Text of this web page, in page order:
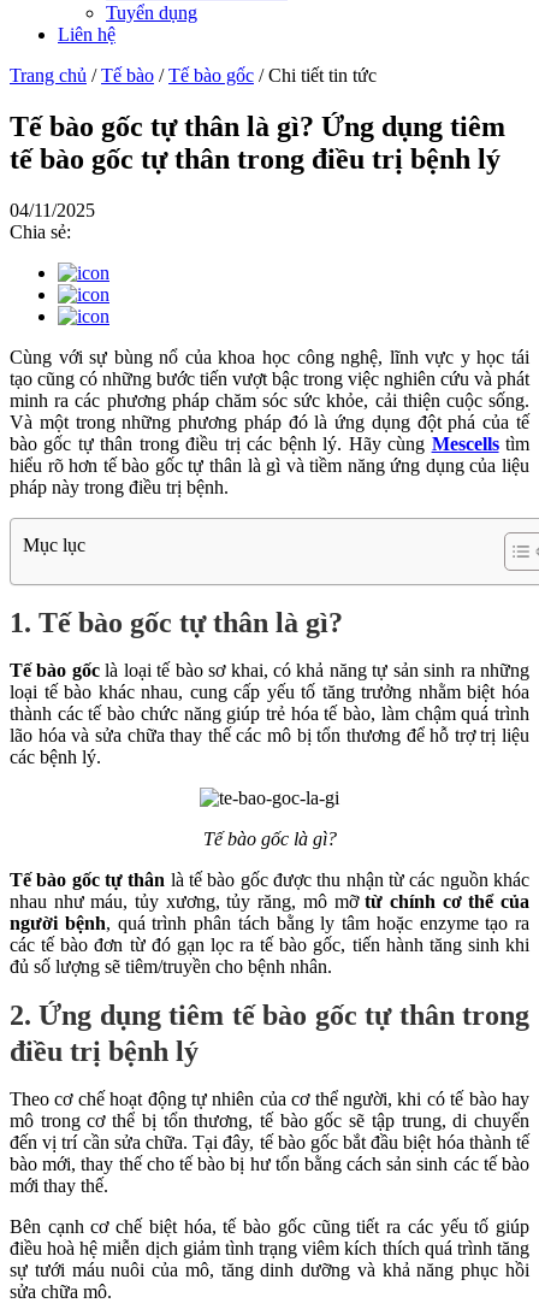
Tuyển dụng
Liên hệ
Trang chủ /Tế bào /Tế bào gốc /Chi tiết tin tức
Tế bào gốc tự thân là gì? Ứng dụng tiêm
tế bào gốc tự thân trong điều trị bệnh lý
04/11/2025
Chia sẻ:
Cùng với sự bùng nổ của khoa học công nghệ, lĩnh vực y học tái
tạo cũng có những bước tiến vượt bậc trong việc nghiên cứu và phát
minh ra các phương pháp chăm sóc sức khỏe, cải thiện cuộc sống.
Và một trong những phương pháp đó là ứng dụng đột phá của tế
bào gốc tự thân trong điều trị các bệnh lý. Hãy cùng Mescellstìm
hiểu rõ hơn tế bào gốc tự thân là gì và tiềm năng ứng dụng của liệu
pháp này trong điều trị bệnh.
Mục lục
1. Tế bào gốc tự thân là gì?
Tế bào gốclà loại tế bào sơ khai, có khả năng tự sản sinh ra những
loại tế bào khác nhau, cung cấp yếu tố tăng trưởng nhằm biệt hóa
thành các tế bào chức năng giúp trẻ hóa tế bào, làm chậm quá trình
lão hóa và sửa chữa thay thế các mô bị tổn thương để hỗ trợ trị liệu
các bệnh lý.
Tế bào gốc là gì?
Tế bào gốc tự thân là tế bào gốc được thu nhận từ các nguồn khác
nhau như máu, tủy xương, tủy răng, mô mỡtừ chính cơ thể của
người bệnh, quá trình phân tách bằng ly tâm hoặc enzyme tạo ra
các tế bào đơn từ đó gạn lọc ra tế bào gốc, tiến hành tăng sinh khi
đủ số lượng sẽ tiêm/truyền cho bệnh nhân.
2. Ứng dụng tiêm tế bào gốc tự thân trong
điều trị bệnh lý
Theo cơ chế hoạt động tự nhiên của cơ thể người, khi có tế bào hay
mô trong cơ thể bị tổn thương, tế bào gốc sẽ tập trung, di chuyển
đến vị trí cần sửa chữa. Tại đây, tế bào gốc bắt đầu biệt hóa thành tế
bào mới, thay thế cho tế bào bị hư tổn bằng cách sản sinh các tế bào
mới thay thế.
Bên cạnh cơ chế biệt hóa, tế bào gốc cũng tiết ra các yếu tố giúp
điều hoà hệ miễn dịch giảm tình trạng viêm kích thích quá trình tăng
sự tưới máu nuôi của mô, tăng dinh dưỡng và khả năng phục hồi
sửa chữa mô.